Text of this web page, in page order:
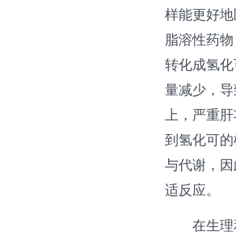
样能更好
脂溶性药
转化成氢
量减少，
上，严重
到氢化可
与代谢，
适反应。
在生